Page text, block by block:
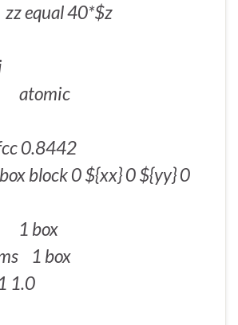
equal 40*$z
atomic
0.8442
block 0 ${xx} 0 ${yy} 0
1 box
1 box